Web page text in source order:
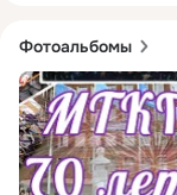
Фотоальбомы